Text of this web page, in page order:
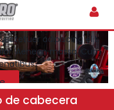
adipiscing elit.
Aenean massa. Cum
de cabecera